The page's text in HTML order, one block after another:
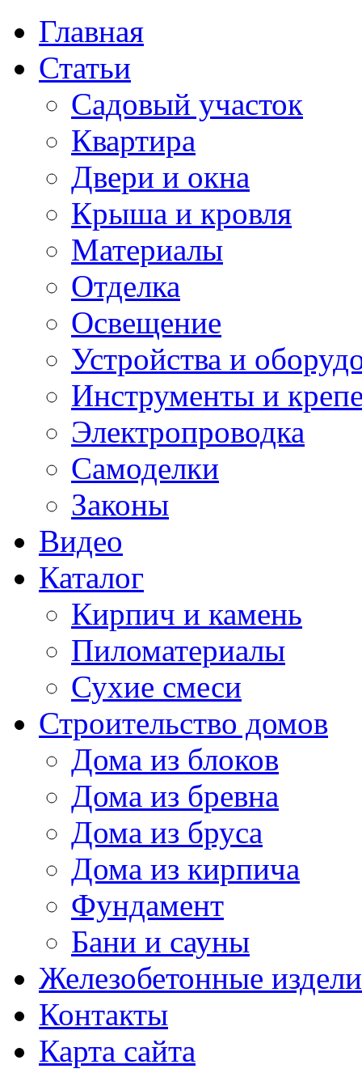
Главная
Статьи
Садовый участок
Квартира
Двери и окна
Крыша и кровля
Материалы
Отделка
Освещение
Устройства и
Инструменты и
Электропроводка
Самоделки
Законы
Видео
Каталог
Кирпич и камень
Пиломатериалы
Сухие смеси
Строительство домов
Дома из блоков
Дома из бревна
Дома из бруса
Дома из кирпича
Фундамент
Бани и сауны
Железобетонные
Контакты
Карта сайта